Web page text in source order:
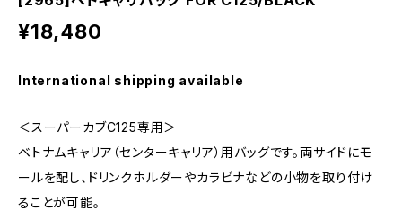
¥18,480
International shipping available
＜スーパーカブC125専用＞
ベトナムキャリア（センターキャリア）用バッグです。両サイドにモ
ールを配し、ドリンクホルダーやカラビナなどの小物を取り付け
ることが可能。